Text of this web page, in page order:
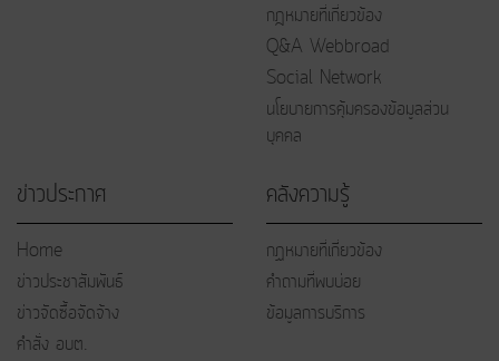
กฎหมายที่เกี่ยวข้อง
Q&A Webbroad
Social Network
นโยบายการคุ้มครองข้อมูลส่วน
บุคคล
ข่าวประกาศ
Home
ข่าวประชาสัมพันธ์
ข่าวจัดซื้อจัดจ้าง
คำสั่ง อบต.
คลังความรู้
กฏหมายที่เกี่ยวข้อง
คำถามที่พบบ่อย
ข้อมูลการบริการ